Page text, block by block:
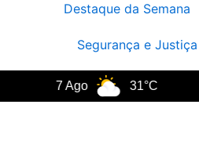
Destaque da Semana
Segurança e Justiça
7 Ago 31°C